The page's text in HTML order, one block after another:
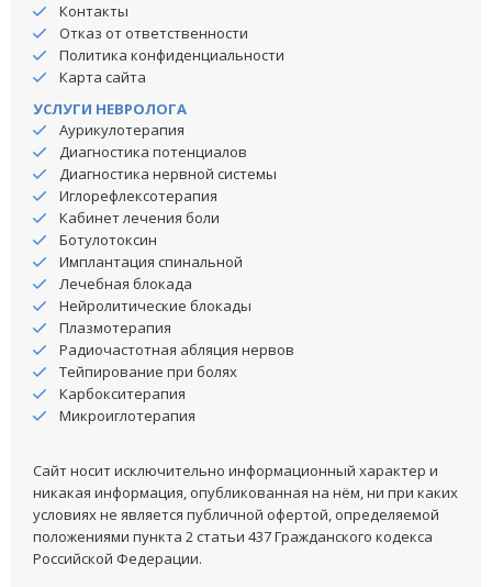
Контакты
Отказ от ответственности
Политика конфиденциальности
Карта сайта
УСЛУГИ НЕВРОЛОГА
Аурикулотерапия
Диагностика потенциалов
Диагностика нервной системы
Иглорефлексотерапия
Кабинет лечения боли
Ботулотоксин
Имплантация спинальной
Лечебная блокада
Нейролитические блокады
Плазмотерапия
Радиочастотная абляция нервов
Тейпирование при болях
Карбокситерапия
Микроиглотерапия
Сайт носит исключительно информационный характер и
никакая информация, опубликованная на нём, ни при каких
условиях не является публичной офертой, определяемой
положениями пункта 2 статьи 437 Гражданского кодекса
Российской Федерации.